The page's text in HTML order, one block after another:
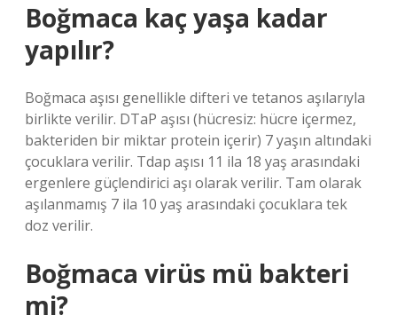
Boğmaca kaç yaşa kadar
yapılır?
Boğmaca aşısı genellikle difteri ve tetanos aşılarıyla
birlikte verilir. DTaP aşısı (hücresiz: hücre içermez,
bakteriden bir miktar protein içerir) 7 yaşın altındaki
çocuklara verilir. Tdap aşısı 11 ila 18 yaş arasındaki
ergenlere güçlendirici aşı olarak verilir. Tam olarak
aşılanmamış 7 ila 10 yaş arasındaki çocuklara tek
doz verilir.
Boğmaca virüs mü bakteri
mi?